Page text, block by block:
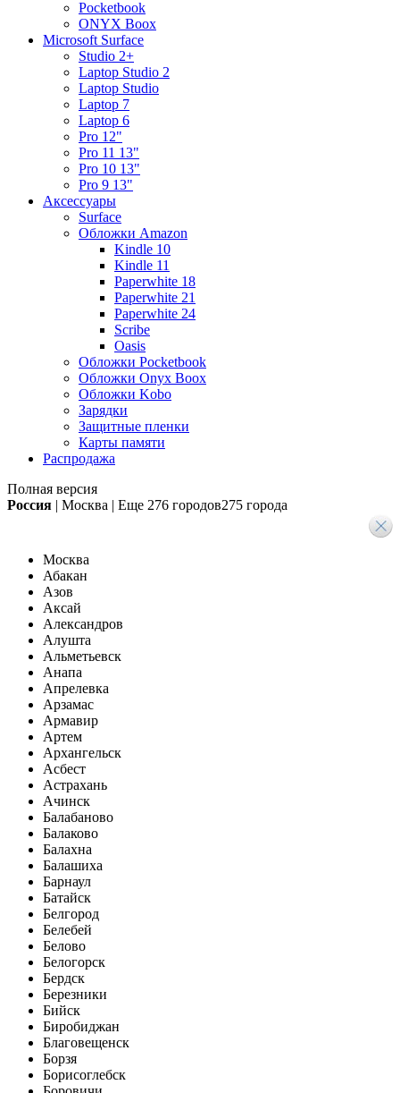
Pocketbook
ONYX Boox
Microsoft Surface
Studio 2+
Laptop Studio 2
Laptop Studio
Laptop 7
Laptop 6
Pro 12"
Pro 11 13"
Pro 10 13"
Pro 9 13"
Аксессуары
Surface
Обложки Amazon
Kindle 10
Kindle 11
Paperwhite 18
Paperwhite 21
Paperwhite 24
Scribe
Oasis
Обложки Pocketbook
Обложки Onyx Boox
Обложки Kobo
Зарядки
Защитные пленки
Карты памяти
Распродажа
Полная версия
Россия | Москва | Еще 276 городов275 города
Москва
Абакан
Азов
Аксай
Александров
Алушта
Альметьевск
Анапа
Апрелевка
Арзамас
Армавир
Артем
Архангельск
Асбест
Астрахань
Ачинск
Балабаново
Балаково
Балахна
Балашиха
Барнаул
Батайск
Белгород
Белебей
Белово
Белогорск
Бердск
Березники
Бийск
Биробиджан
Благовещенск
Борзя
Борисоглебск